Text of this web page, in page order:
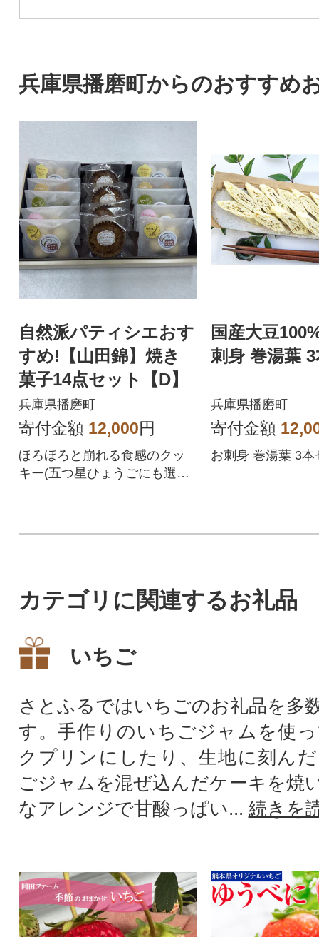
兵庫県播磨町からのおすすめ
自然派パティシエおす
すめ!【山田錦】焼き
菓子14点セット【D】
兵庫県播磨町
寄付金額 12,000円
ほろほろと崩れる食感のクッ
キー(五つ星ひょうごにも選定)
国産大豆
刺身 巻湯葉
兵庫県播磨町
寄付金額
お刺身 巻湯葉 3本
カテゴリに関連するお礼品
いちご
さとふるではいちごのお礼品を多
す。手作りのいちごジャムを使
クプリンにしたり、生地に刻ん
ごジャムを混ぜ込んだケーキを焼
なアレンジで甘酸っぱい... 続きを